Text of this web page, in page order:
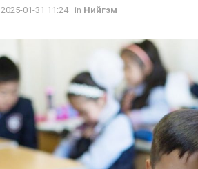
2025-01-31 11:24 in Нийгэм